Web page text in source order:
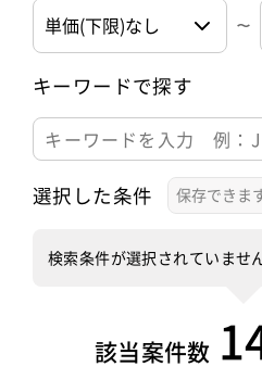
キーワードで探す
選択した条件
検索条件が選択されていませ
該当案件数